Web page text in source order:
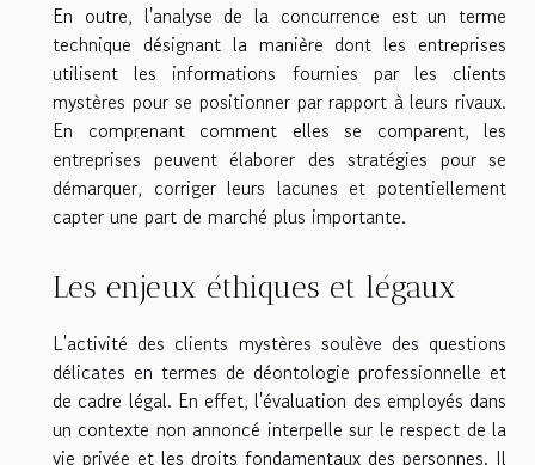
En outre, l'analyse de la concurrence est un terme
technique désignant la manière dont les entreprises
utilisent les informations fournies par les clients
mystères pour se positionner par rapport à leurs rivaux.
En comprenant comment elles se comparent, les
entreprises peuvent élaborer des stratégies pour se
démarquer, corriger leurs lacunes et potentiellement
capter une part de marché plus importante.
Les enjeux éthiques et légaux
L'activité des clients mystères soulève des questions
délicates en termes de déontologie professionnelle et
de cadre légal. En effet, l'évaluation des employés dans
un contexte non annoncé interpelle sur le respect de la
vie privée et les droits fondamentaux des personnes. Il